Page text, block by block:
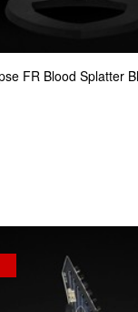
FR Blood Splatter